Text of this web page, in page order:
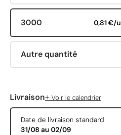
3000 0,81 €/u
Autre quantité
Livraison+ Voir le calendrier
Date de livraison standard
31/08 au 02/09